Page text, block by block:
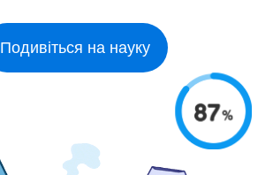
Подивіться на науку